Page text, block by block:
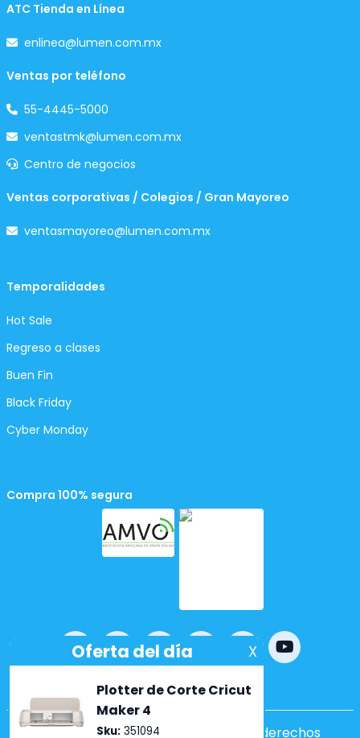
ATC Tienda en Línea
enlinea@lumen.com.mx
Ventas por teléfono
55-4445-5000
ventastmk@lumen.com.mx
Centro de negocios
Ventas corporativas / Colegios / Gran Mayoreo
ventasmayoreo@lumen.com.mx
Temporalidades
Hot Sale
Regreso a clases
Buen Fin
Black Friday
Cyber Monday
Compra 100% segura
Powered bynopCommerce
Copyright ©2026 Lumen. Todos los derechos